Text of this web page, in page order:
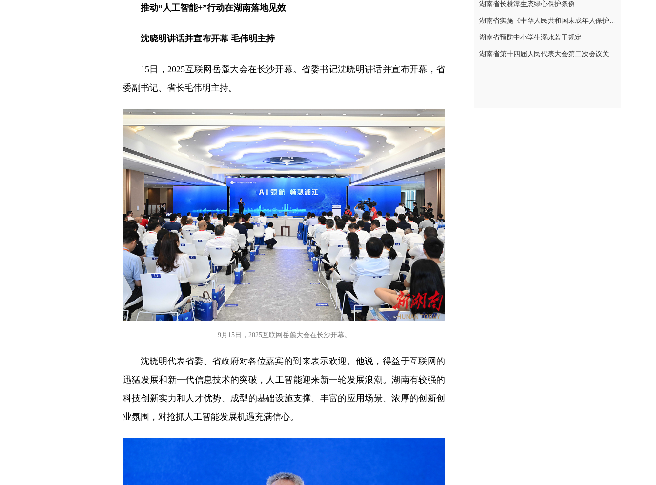
推动“人工智能+”行动在湖南落地见效
沈晓明讲话并宣布开幕 毛伟明主持
15日，2025互联网岳麓大会在长沙开幕。省委书记沈晓明讲话并宣布开幕，省
委副书记、省长毛伟明主持。
9月15日，2025互联网岳麓大会在长沙开幕。
沈晓明代表省委、省政府对各位嘉宾的到来表示欢迎。他说，得益于互联网的
迅猛发展和新一代信息技术的突破，人工智能迎来新一轮发展浪潮。湖南有较强的
科技创新实力和人才优势、成型的基础设施支撑、丰富的应用场景、浓厚的创新创
业氛围，对抢抓 人工智能发展机遇充满信心。
湖南省长株潭生态绿心保护条例
湖南省实施《中华人民共和国未成年人保护法》若干规定
湖南省预防中小学生溺水若干规定
湖南省第十四届人民代表大会第二次会议关于湖南省人民代表大会常务委员会工作报告的决议